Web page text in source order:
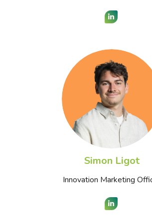
LinkedIn
Simon Ligot
Innovation Marketing
LinkedIn